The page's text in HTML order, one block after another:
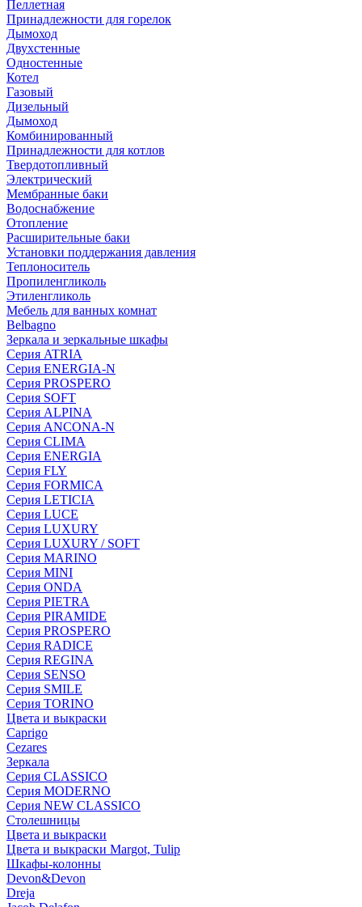
Пеллетная
Принадлежности для горелок
Дымоход
Двухстенные
Одностенные
Котел
Газовый
Дизельный
Дымоход
Комбинированный
Принадлежности для котлов
Твердотопливный
Электрический
Мембранные баки
Водоснабжение
Отопление
Расширительные баки
Установки поддержания давления
Теплоноситель
Пропиленгликоль
Этиленгликоль
Мебель для ванных комнат
Belbagno
Зеркала и зеркальные шкафы
Серия ATRIA
Серия ENERGIA-N
Серия PROSPERO
Серия SOFT
Серия ALPINA
Серия ANCONA-N
Серия CLIMA
Серия ENERGIA
Серия FLY
Серия FORMICA
Серия LETICIA
Серия LUCE
Серия LUXURY
Серия LUXURY / SOFT
Серия MARINO
Серия MINI
Серия ONDA
Серия PIETRA
Серия PIRAMIDE
Серия PROSPERO
Серия RADICE
Серия REGINA
Серия SENSO
Серия SMILE
Серия TORINO
Цвета и выкраски
Caprigo
Cezares
Зеркала
Серия CLASSICO
Серия MODERNO
Серия NEW CLASSICO
Столешницы
Цвета и выкраски
Цвета и выкраски Margot, Tulip
Шкафы-колонны
Devon&Devon
Dreja